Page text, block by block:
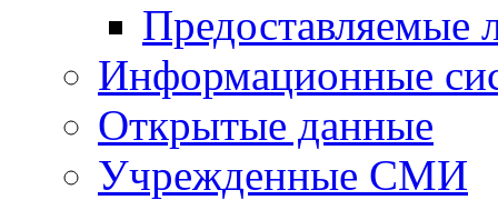
Предоставляемые
Информационные
Открытые данные
Учрежденные СМИ